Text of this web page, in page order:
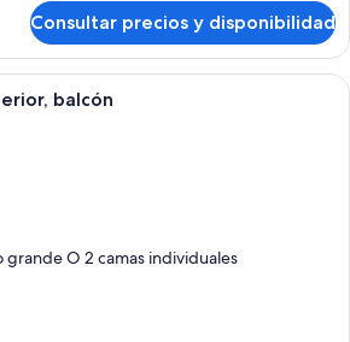
Consultar precios y disponibilidad
Habitación de hotel con dos camas,
balcón
grande O 2 camas individuales